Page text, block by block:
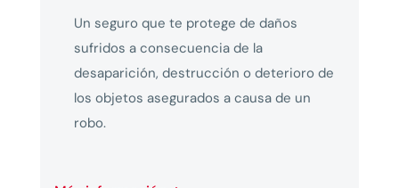
Un seguro que te protege de daños
sufridos a consecuencia de la
desaparición, destrucción o deterioro de
los objetos asegurados a causa de un
robo.